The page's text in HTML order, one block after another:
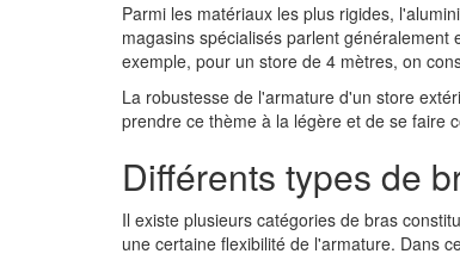
Parmi les matériaux les plus rigides,
magasins spécialisés parlent
exemple, pour un store de 4 mètres, on
La robustesse de l'armature d'un store
prendre ce thème à la légère et de se faire
Différents types de
Il existe plusieurs catégories de bras
une certaine flexibilité de l'armature. Dans